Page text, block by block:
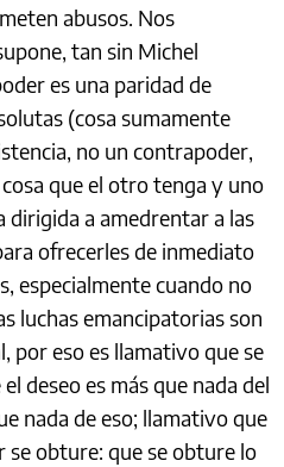
abusos. Nos
tan sin Michel
es una paridad de
(cosa sumamente
no un contrapoder,
que el otro tenga y uno
a amedrentar a las
ofrecerles de inmediato
especialmente cuando no
luchas emancipatorias son
por eso es llamativo que se
deseo es más que nada del
nada de eso; llamativo que
se obture: que se obture lo